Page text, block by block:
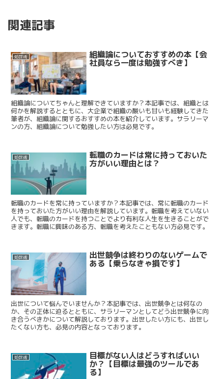
関連記事
処世術 組織論についておすすめの本【会
社員なら一度は勉強すべき】
組織論についてちゃんと理解できていますか？本記事では、組織とは
何かを解説するとともに、大企業で組織の酸いも甘いも経験してきた
筆者が、組織論に関するおすすめの本を紹介しています。サラリーマ
ンの方、組織論について勉強したい方は必見です。
処世術 転職のカードは常に持っておいた
方がいい理由とは？
転職のカードを常に持っていますか？本記事では、常に転職のカード
を持っておいた方がいい理由を解説しています。転職を考えていない
人でも、転職のカードを持つことでより有利な人生を生きることがで
きます。転職に興味のある方、転職を考えたこともない方必見です。
処世術 出世競争は終わりのないゲームで
ある【乗らなきゃ損です】
出世について悩んでいませんか？本記事では、出世競争とは何なの
か、その正体に迫るとともに、サラリーマンとしてどう出世競争に向
き合うべきかについて解説しております。出世したい方にも、出世し
たくない方も、必見の内容となっております。
処世術 目標がない人はどうすればいい
か？【目標は最強のツールであ
る】